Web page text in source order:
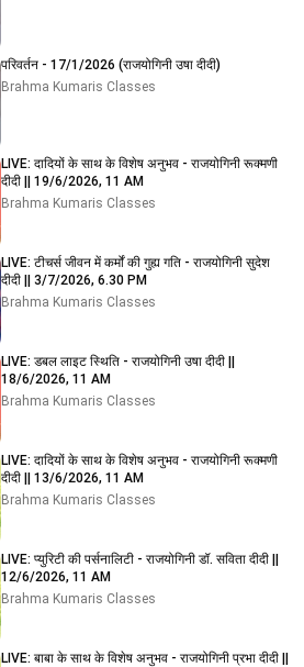
परिवर्तन - 17/1/2026 (राजयोगिनी उषा दीदी)
Brahma Kumaris Classes
LIVE: दादियों के साथ के विशेष अनुभव - राजयोगिनी रूक्मणी
दीदी || 19/6/2026, 11 AM
Brahma Kumaris Classes
LIVE: टीचर्स जीवन में कर्मों की गुह्य गति - राजयोगिनी सुदेश
दीदी || 3/7/2026, 6.30 PM
Brahma Kumaris Classes
LIVE: डबल लाइट स्थिति - राजयोगिनी उषा दीदी ||
18/6/2026, 11 AM
Brahma Kumaris Classes
LIVE: दादियों के साथ के विशेष अनुभव - राजयोगिनी रूक्मणी
दीदी || 13/6/2026, 11 AM
Brahma Kumaris Classes
LIVE: प्युरिटी की पर्सनालिटी - राजयोगिनी डॉ. सविता दीदी ||
12/6/2026, 11 AM
Brahma Kumaris Classes
LIVE: बाबा के साथ के विशेष अनुभव - राजयोगिनी प्रभा दीदी ||